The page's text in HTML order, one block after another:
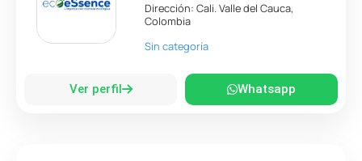
Dirección:Cali.Valle del Cauca,
Colombia
Sin categoría
Ver perfil Whatsapp